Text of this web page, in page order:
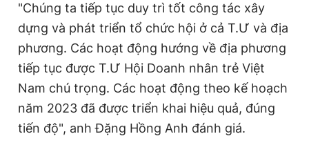
"Chúng ta tiếp tục duy trì tốt công tác xây
dựng và phát triển tổ chức hội ở cả T.Ư và địa
phương. Các hoạt động hướng về địa phương
tiếp tục được T.Ư Hội Doanh nhân trẻ Việt
Nam chú trọng. Các hoạt động theo kế hoạch
năm 2023 đã được triển khai hiệu quả, đúng
tiến độ", anh Đặng Hồng Anh đánh giá.